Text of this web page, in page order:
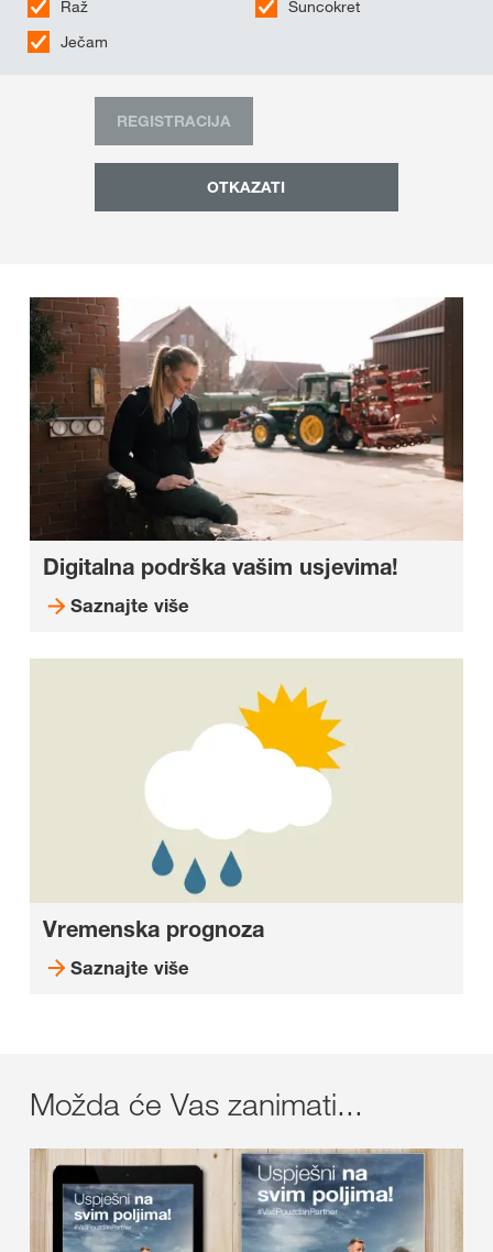
Raž
Ječam
Suncokret
OTKAZATI
REGISTRACIJA
Digitalna podrška vašim usjevima!
Saznajte više
Vremenska prognoza
Saznajte više
Možda će Vas zanimati...